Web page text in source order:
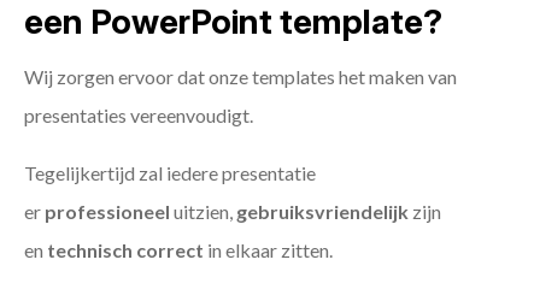
een PowerPoint template?
Wij zorgen ervoor dat onze templates het maken van
presentaties vereenvoudigt.
Tegelijkertijd zal iedere presentatie
er professioneel uitzien, gebruiksvriendelijk zijn
en technisch correct in elkaar zitten.